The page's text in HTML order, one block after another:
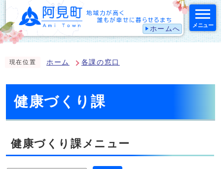
ホームへ メニュー
現在位置 ホーム 各課の窓口
健康づくり課
健康づくり課メニュー